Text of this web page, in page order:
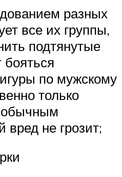
разных
все их группы,
подтянутые
по мужскому
только
обычным
вред не грозит;